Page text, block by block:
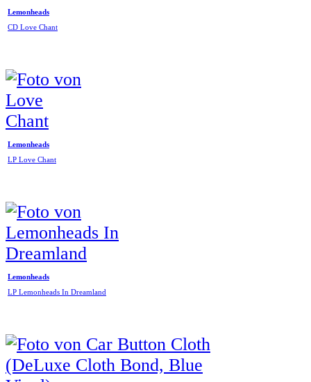
Lemonheads
CD Love Chant
Lemonheads
LP Love Chant
Lemonheads
LP Lemonheads In Dreamland